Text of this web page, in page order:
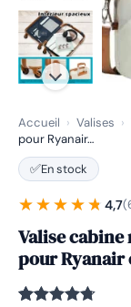
Accueil › Valises ›
pour Ryanair…
✅En stock
★★★★★
★★★★★ 4,7
Valise cabine
pour Ryanair